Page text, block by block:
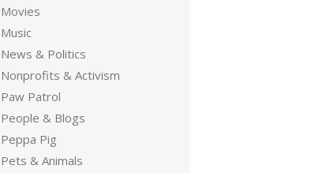
Movies
Music
News & Politics
Nonprofits & Activism
Paw Patrol
People & Blogs
Peppa Pig
Pets & Animals